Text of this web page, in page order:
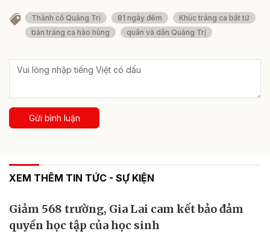
Thành cổ Quảng Trị 81 ngày đêm
Khúc tráng ca bất tử
bản tráng ca hào hùng
quân và dân Quảng Trị
Gửi bình luận
XEM THÊM TIN TỨC - SỰ KIỆN
Giảm 568 trường, Gia Lai cam kết bảo đảm
quyền học tập của học sinh